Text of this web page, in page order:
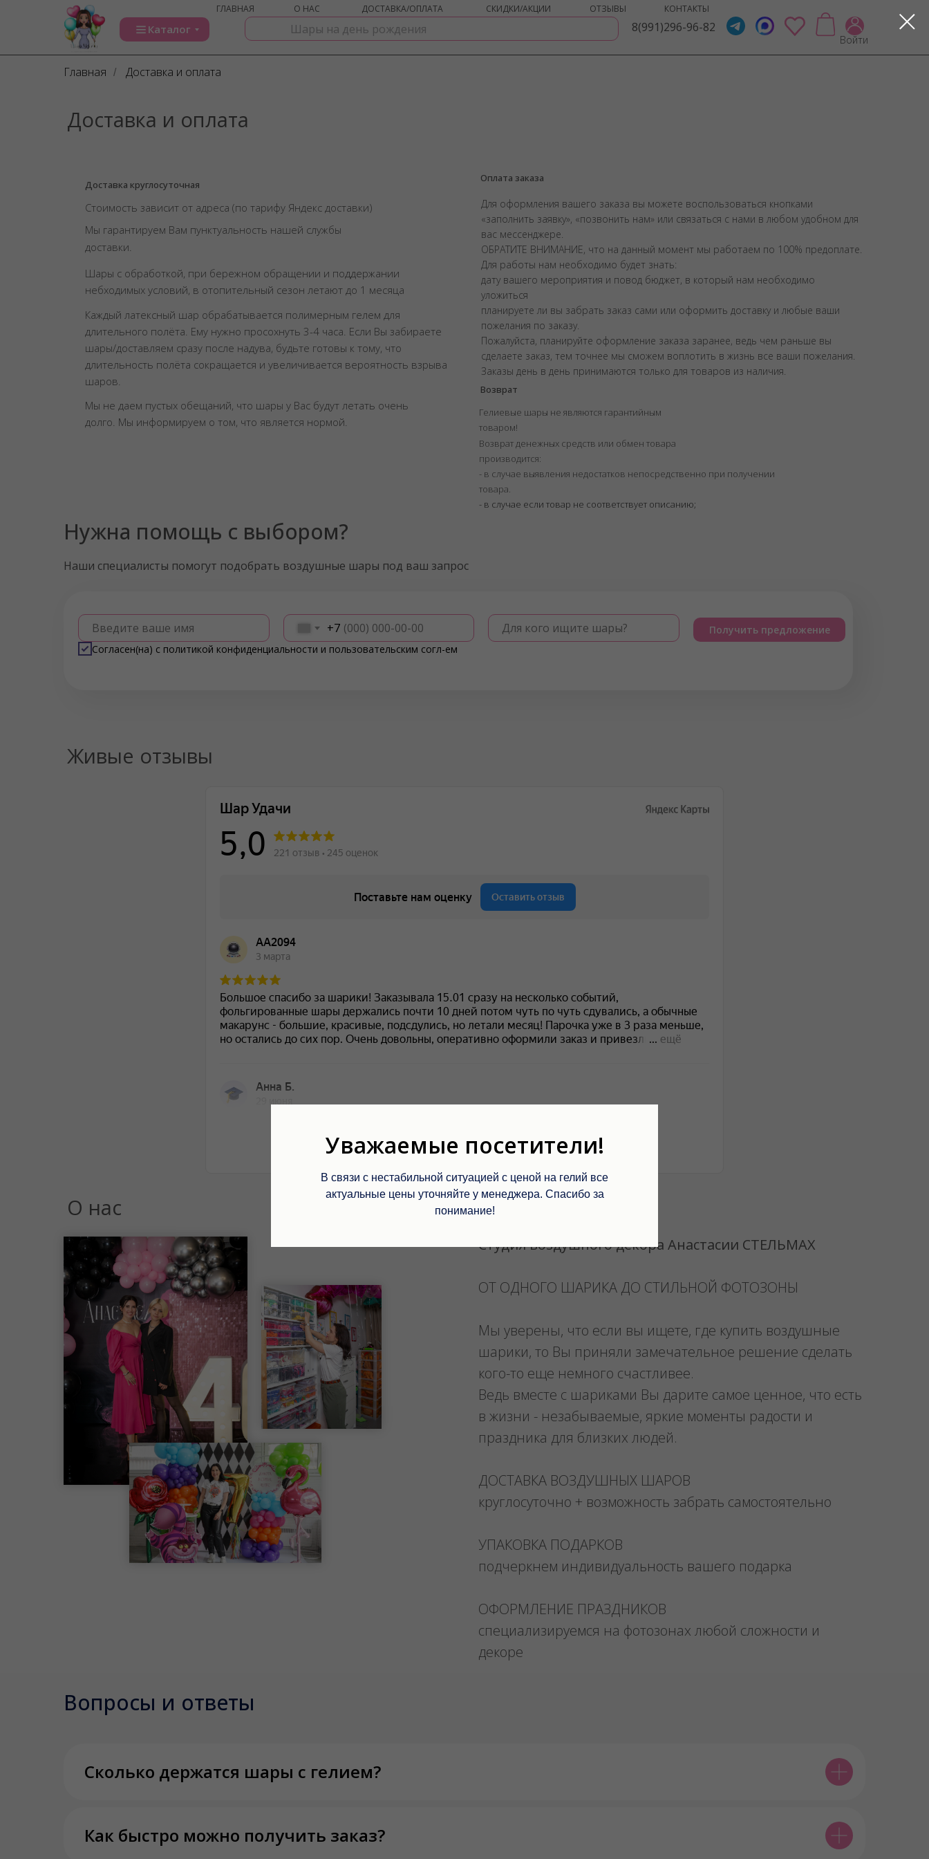
О НАС
ГЛАВНАЯ СКИДКИ/АКЦИИ
ДОСТАВКА/ОПЛАТА ОТЗЫВЫ КОНТАКТЫ
Каталог
Войти
8(991)296-96-82
Уважаемые посетители!
В связи с нестабильной ситуацией с ценой на гелий все
актуальные цены уточняйте у менеджера. Спасибо за
понимание!
Главная / Доставка и оплата
Доставка и оплата
Шары с обработкой, при бережном обращении и поддержании
небходимых условий, в отопительный сезон летают до 1 месяца
Каждый латексный шар обрабатывается полимерным гелем для
длительного полёта. Ему нужно просохнуть 3-4 часа. Если Вы забираете
шары/доставляем сразу после надува, будьте готовы к тому, что
длительность полёта сокращается и увеличивается вероятность взрыва
шаров.
Мы не даем пустых обещаний, что шары у Вас будут летать очень
долго. Мы информируем о том, что является нормой.
Гелиевые шары не являются гарантийным
товаром!
Возврат денежных средств или обмен товара
производится:
- в случае если товар не соответствует описанию;
- в случае выявления недостатков непосредственно при получении
товара.
Возврат
Оплата заказа
Стоимость зависит от адреса (по тарифу Яндекс доставки)
Мы гарантируем Вам пунктуальность нашей службы
доставки.
Для оформления вашего заказа вы можете воспользоваться кнопками
«заполнить заявку», «позвонить нам» или связаться с нами в любом удобном для
вас мессенджере.
ОБРАТИТЕ ВНИМАНИЕ, что на данный момент мы работаем по 100% предоплате.
Для работы нам необходимо будет знать:
дату вашего мероприятия и повод бюджет, в который нам необходимо
уложиться
планируете ли вы забрать заказ сами или оформить доставку и любые ваши
пожелания по заказу.
Пожалуйста, планируйте оформление заказа заранее, ведь чем раньше вы
сделаете заказ, тем точнее мы сможем воплотить в жизнь все ваши пожелания.
Заказы день в день принимаются только для товаров из наличия.
Доставка круглосуточная
Наши специалисты помогут подобрать воздушные шары под ваш запрос
Введите ваше имя +7 Для кого ищите шары?
Согласен(на) с политикой конфиденциальности и пользовательским согл-ем
Получить предложение
Нужна помощь с выбором?
Живые отзывы
О нас
Студия воздушного декора Анастасии СТЕЛЬМАХ
ОТ ОДНОГО ШАРИКА ДО СТИЛЬНОЙ ФОТОЗОНЫ
Мы уверены, что если вы ищете, где купить воздушные
шарики, то Вы приняли замечательное решение сделать
кого-то еще немного счастливее.
Ведь вместе с шариками Вы дарите самое ценное, что есть
в жизни - незабываемые, яркие моменты радости и
праздника для близких людей.
ДОСТАВКА ВОЗДУШНЫХ ШАРОВ
круглосуточно + возможность забрать самостоятельно
УПАКОВКА ПОДАРКОВ
подчеркнем индивидуальность вашего подарка
ОФОРМЛЕНИЕ ПРАЗДНИКОВ
специализируемся на фотозонах любой сложности и
декоре
Вопросы и ответы
Сколько держатся шары с гелием?
Как быстро можно получить заказ?